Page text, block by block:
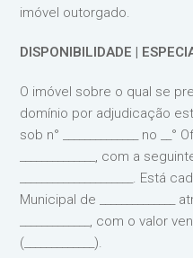
imóvel outorgado.
DISPONIBILIDADE |
O imóvel sobre o qual se
domínio por adjudicação
sob n° ______________ no
______________, com a
_____________________.
Municipal de
_____________, com o valor
(_____________).